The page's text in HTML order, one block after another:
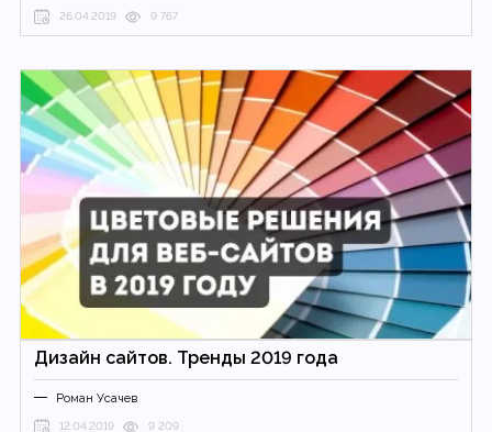
26.04.2019 9 767
Дизайн сайтов. Тренды 2019 года
Роман Усачев
12.04.2019 9 209